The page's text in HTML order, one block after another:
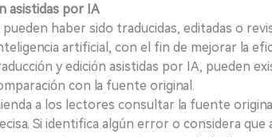
asistidas por IA
haber sido traducidas, editadas o
artificial, con el fin de mejorar la
y edición asistidas por IA, pueden
con la fuente original.
a los lectores consultar la fuente
Si identifica algún error o considera que